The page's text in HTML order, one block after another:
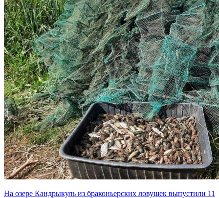
На озере Кандрыкуль из браконьерских ловушек выпустили 11